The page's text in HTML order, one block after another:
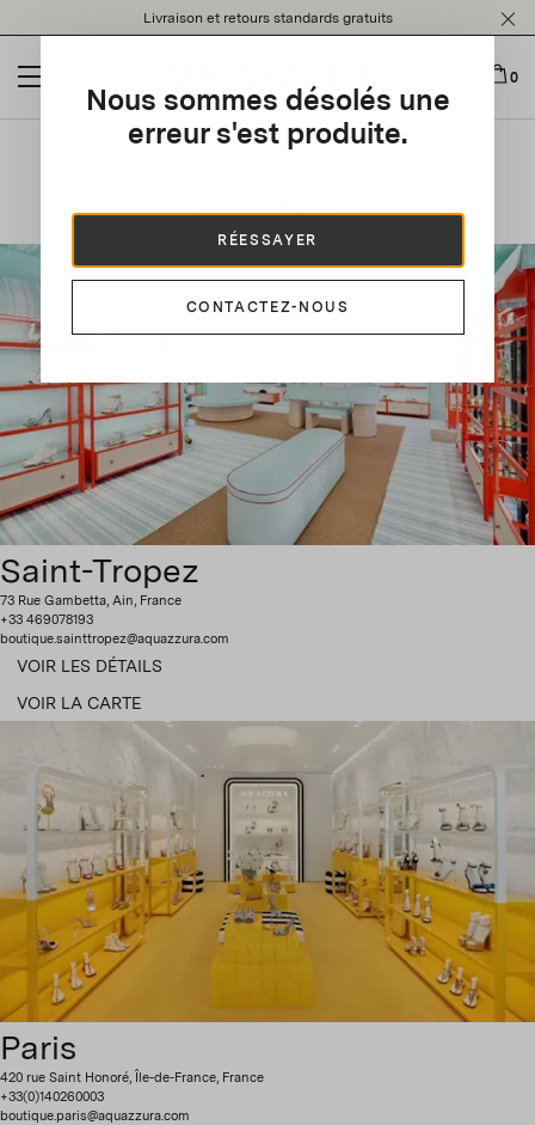
note:
website
an
Livraison et retours standards gratuits
0
Nous sommes désolés une
erreur s'est produite.
RÉESSAYER
CONTACTEZ-NOUS
Saint-Tropez
73 Rue Gambetta, Ain, France
+33 469078193
boutique.sainttropez@aquazzura.com
VOIR LES DÉTAILS
VOIR LA CARTE
Paris
420 rue Saint Honoré, Île-de-France, France
+33(0)140260003
boutique.paris@aquazzura.com